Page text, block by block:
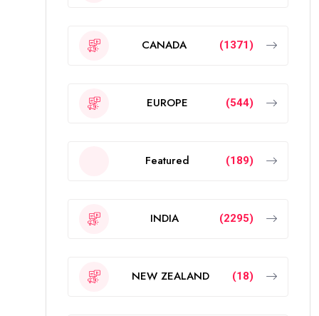
CANADA (1371)
EUROPE (544)
Featured (189)
INDIA (2295)
NEW ZEALAND (18)